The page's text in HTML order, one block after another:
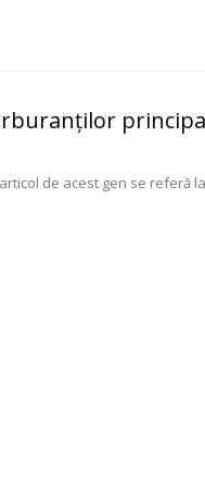
de acest gen se referă la